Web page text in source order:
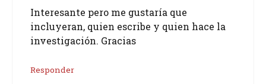
Interesante pero me gustaría que
incluyeran, quien escribe y quien hace la
investigación. Gracias
Responder